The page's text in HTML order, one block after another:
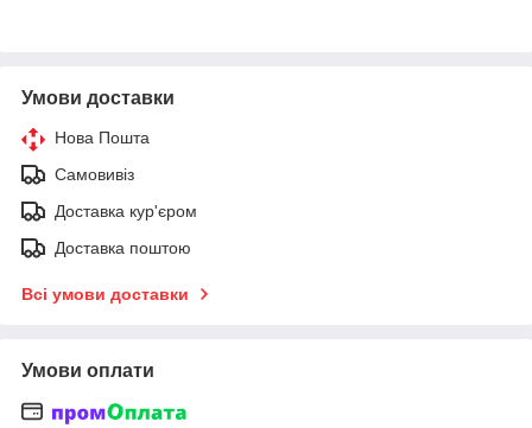
Умови доставки
Нова Пошта
Самовивіз
Доставка кур'єром
Доставка поштою
Всі умови доставки
Умови оплати